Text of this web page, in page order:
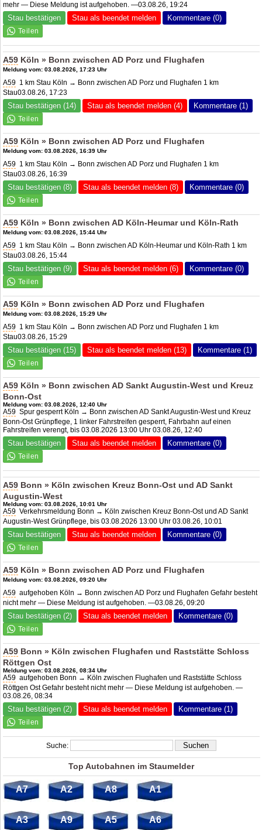
mehr — Diese Meldung ist aufgehoben. —03.08.26, 19:24
Stau bestätigen Stau als beendet melden Kommentare (0)
A59 Köln » Bonn zwischenAD Porz und Flughafen
Meldung vom: 03.08.2026, 17:23 Uhr
A59 1 km Stau Köln → Bonn zwischenAD Porz und Flughafen 1 km
Stau03.08.26, 17:23
Stau bestätigen (14) Stau als beendet melden (4) Kommentare (1)
A59 Köln » Bonn zwischenAD Porz und Flughafen
Meldung vom: 03.08.2026, 16:39 Uhr
A59 1 km Stau Köln → Bonn zwischenAD Porz und Flughafen 1 km
Stau03.08.26, 16:39
Stau bestätigen (8) Stau als beendet melden (8) Kommentare (0)
A59 Köln » Bonn zwischenAD Köln-Heumarund Köln-Rath
Meldung vom: 03.08.2026, 15:44 Uhr
A59 1 km Stau Köln → Bonn zwischen AD Köln-Heumar und Köln-Rath 1 km
Stau03.08.26, 15:44
Stau bestätigen (9) Stau als beendet melden (6) Kommentare (0)
A59 Köln » Bonn zwischenAD Porz und Flughafen
Meldung vom: 03.08.2026, 15:29 Uhr
A59 1 km Stau Köln → Bonn zwischenAD Porz und Flughafen 1 km
Stau03.08.26, 15:29
Stau bestätigen (15) Stau als beendet melden (13) Kommentare (1)
A59 Köln » Bonn zwischen AD Sankt Augustin-West und Kreuz
Bonn-Ost
Meldung vom: 03.08.2026, 12:40 Uhr
A59 Spur gesperrt Köln → Bonn zwischen AD Sankt Augustin-West und Kreuz
Bonn-Ost Grünpflege, 1 linker Fahrstreifen gesperrt, Fahrbahn auf einen
Fahrstreifen verengt, bis 03.08.2026 13:00 Uhr 03.08.26, 12:40
Stau bestätigen Stau als beendet melden Kommentare (0)
A59 Bonn » Köln zwischen Kreuz Bonn-Ost und AD Sankt
Augustin-West
Meldung vom: 03.08.2026, 10:01 Uhr
A59 Verkehrsmeldung Bonn → Köln zwischen Kreuz Bonn-Ost und AD Sankt
Augustin-West Grünpflege, bis 03.08.2026 13:00 Uhr 03.08.26, 10:01
Stau bestätigen Stau als beendet melden Kommentare (0)
A59 Köln » Bonn zwischenAD Porz und Flughafen
Meldung vom: 03.08.2026, 09:20 Uhr
A59 aufgehoben Köln → Bonn zwischenAD Porz und Flughafen Gefahr besteht
nicht mehr — Diese Meldung ist aufgehoben. —03.08.26, 09:20
Stau bestätigen (2) Stau als beendet melden Kommentare (0)
A59 Bonn » Köln zwischen Flughafen und Raststätte Schloss
Röttgen Ost
Meldung vom: 03.08.2026, 08:34 Uhr
A59 aufgehoben Bonn → Köln zwischen Flughafen und Raststätte Schloss
Röttgen Ost Gefahr besteht nicht mehr — Diese Meldung ist aufgehoben. —
03.08.26, 08:34
Stau bestätigen (2) Stau als beendet melden Kommentare (1)
Suche:
Top Autobahnen im Staumelder
A7 A2 A8 A1
A3 A9 A5 A6